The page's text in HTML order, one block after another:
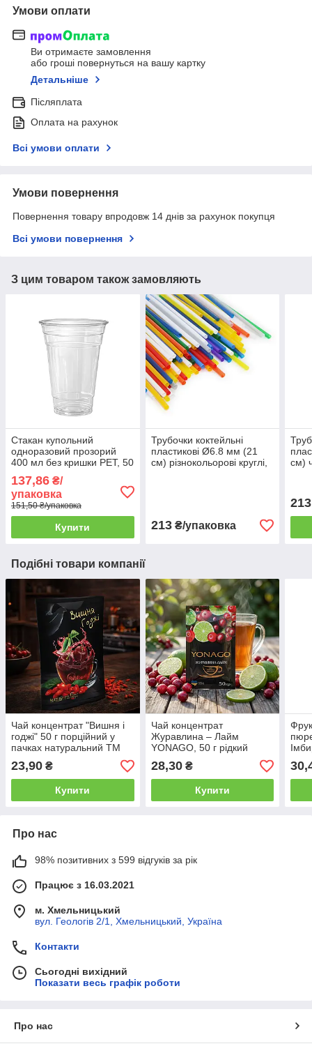
Умови оплати
Ви отримаєте замовлення
або гроші повернуться на вашу картку
Детальніше
Післяплата
Оплата на рахунок
Всі умови оплати
Умови повернення
Повернення товару впродовж 14 днів за рахунок покупця
Всі умови повернення
З цим товаром також замовляють
Стакан купольний
одноразовий прозорий
400 мл без кришки PET, 50
шт/уп. (20 уп./ящик)
137,86 ₴/
упаковка
151,50 ₴/упаковка
Купити
Трубочки коктейльні
пластикові Ø6.8 мм (21
см) різнокольорові круглі,
213₴/упаковка
см)
213
Подібні товари компанії
Чай концентрат "Вишня і
годжі" 50 г порційний у
пачках натуральний ТМ
Welvart / Концентроване
пюре для напоїв
23,90 ₴
Купити
Чай концентрат
Журавлина – Лайм
YONAGO, 50 г рідкий
холодних і гарячих напоїв
концентрований
28,30₴
Купити
Про нас
98% позитивних з 599 відгуків за рік
Працює з 16.03.2021
м. Хмельницький
вул. Геологів 2/1, Хмельницький, Україна
Контакти
Сьогодні вихідний
Показати весь графік роботи
Про нас